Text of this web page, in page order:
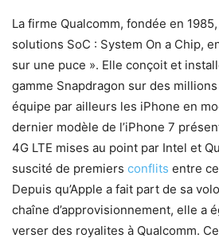
La firme Qualcomm, fondée en
solutions SoC : System On a Chip,
sur une puce ». Elle conçoit et
gamme Snapdragon sur des
équipe par ailleurs les iPhone en
dernier modèle de l’iPhone 7
4G LTE mises au point par Intel et
suscité de premiers conflits entre
Depuis qu’Apple a fait part de sa
chaîne d’approvisionnement, elle a
verser des royalites à Qualcomm.